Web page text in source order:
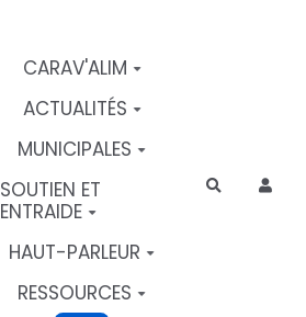
CARAV'ALIM
ACTUALITÉS
MUNICIPALES
SOUTIEN ET
ENTRAIDE
HAUT-PARLEUR
RESSOURCES
Rechercher